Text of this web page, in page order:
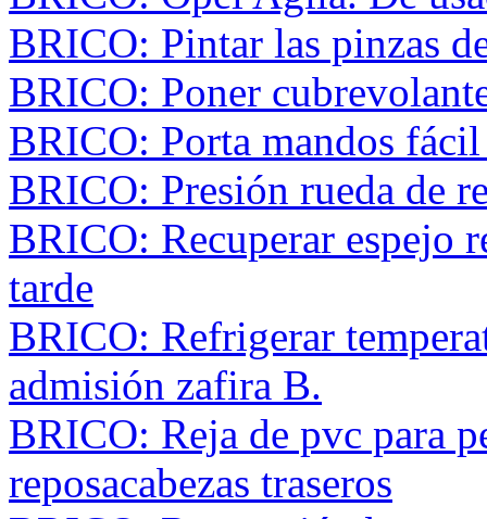
BRICO: Pintar las pinzas
BRICO: Poner
BRICO: Porta mandos
BRICO: Presión rueda de
BRICO: Recuperar espejo
tarde
BRICO: Refrigerar
admisión zafira B.
BRICO: Reja de pvc para
reposacabezas traseros